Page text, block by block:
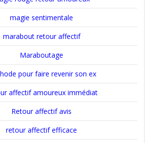
magie sentimentale
marabout retour affectif
Maraboutage
pour faire revenir son ex
affectif amoureux immédiat
Retour affectif avis
retour affectif efficace